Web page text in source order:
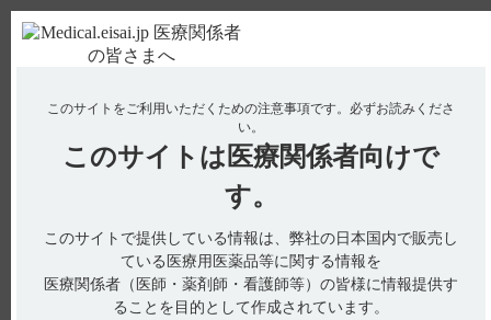
使用期限検索 Drug Information
No : 2864
【アクトネル錠75mg】 用法及び用量や服薬時の
注意事項について教えてください。
電子添文には、用法及び用量、用法及び用量に関連する注意に
関する以下の記載があります。
このサイトをご利用いただくための注意事項です。 必ずお読みくださ
い。
このサイトは 医療関係者向けで
す。
このサイトで提供している情報は、弊社の日本国内で販売し
ている医療用医薬品等に関する情報を
医療関係者（医師・薬剤師・看護師等）の皆様に情報提供す
ることを目的として作成されています。